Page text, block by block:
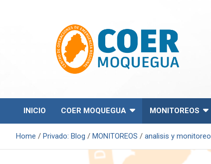
t
COER Moquegua
INICIO COER MOQUEGUA MONITOREOS
Home Privado: Blog MONITOREOS analisis y monitoreo